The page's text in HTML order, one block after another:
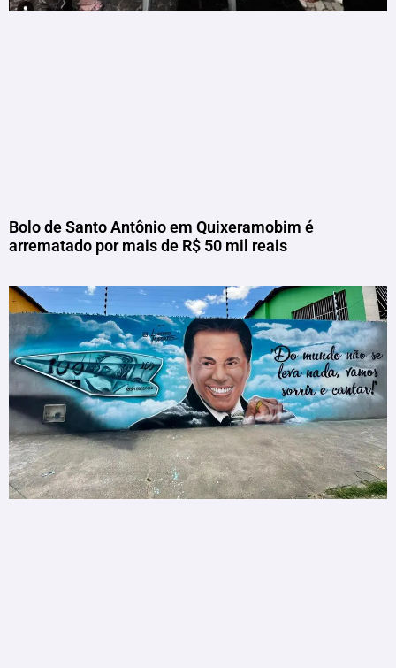
Bolo de Santo Antônio em Quixeramobim é
arrematado por mais de R$ 50 mil reais